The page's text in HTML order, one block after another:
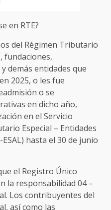
en RTE?
del Régimen Tributario
fundaciones,
demás entidades que
2025, o les fue
o se
en dicho año,
en el Servicio
Especial – Entidades
hasta el 30 de junio
el Registro Único
la responsabilidad 04 –
Los contribuyentes del
así como las